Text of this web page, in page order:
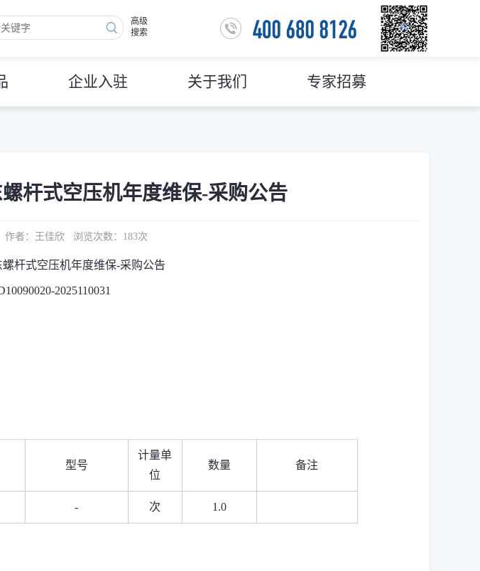
高级
搜索
企业入驻 关于我们 专家招募
杆式空压机年度维保-采购公告
作者：王佳欣 浏览次数： 183次
杆式空压机年度维保-采购公告
2025110031
型号
计量单
位
数量 备注
- 次 1.0